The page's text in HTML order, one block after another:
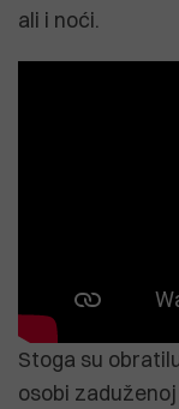
ali i noći.
Stoga su
osobi